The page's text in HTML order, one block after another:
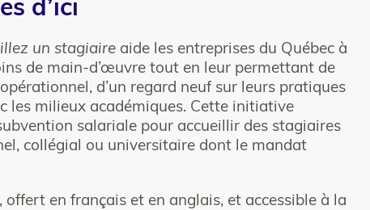
d’ici
un stagiaire aide les entreprises du Québec à
de main-d’œuvre tout en leur permettant de
d’un regard neuf sur leurs pratiques
les milieux académiques. Cette initiative
subvention salariale pour accueillir des stagiaires
collégial ou universitaire dont le mandat
offert en français et en anglais, et accessible à la